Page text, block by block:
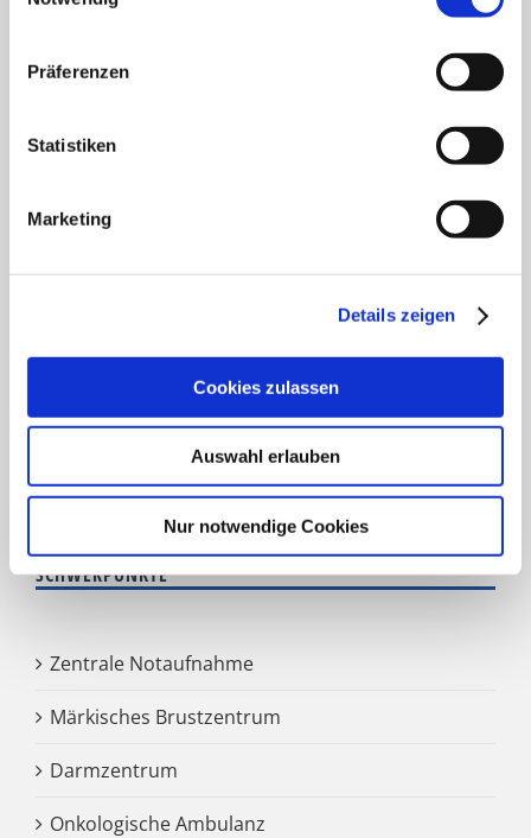
Präferenzen
Statistiken
Marketing
Details zeigen
Cookies zulassen
Auswahl erlauben
Nur notwendige Cookies
Klinik für Innere Medizin Goethestraße
Klinik für Plastische und Ästhetische Chirurgie,
HNO Belegabteilung
SCHWERPUNKTE
Zentrale Notaufnahme
Märkisches Brustzentrum
Darmzentrum
Onkologische Ambulanz